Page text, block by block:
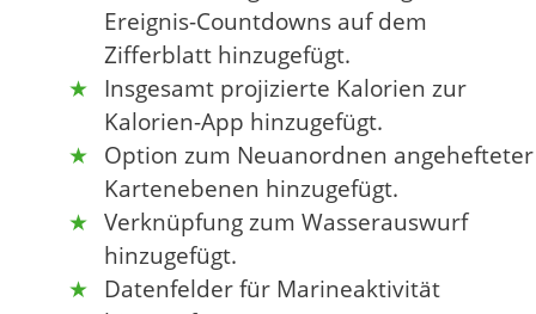
Ereignis-Countdowns auf dem
Zifferblatt hinzugefügt.
Insgesamt projizierte Kalorien zur
Kalorien-App hinzugefügt.
Option zum Neuanordnen angehefteter
Kartenebenen hinzugefügt.
Verknüpfung zum Wasserauswurf
hinzugefügt.
Datenfelder für Marineaktivität